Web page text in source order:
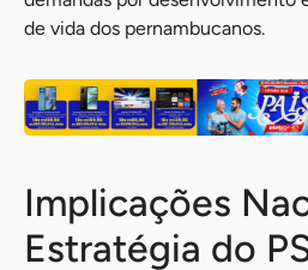
de vida dos pernambucanos.
Implicações
Estratégia do